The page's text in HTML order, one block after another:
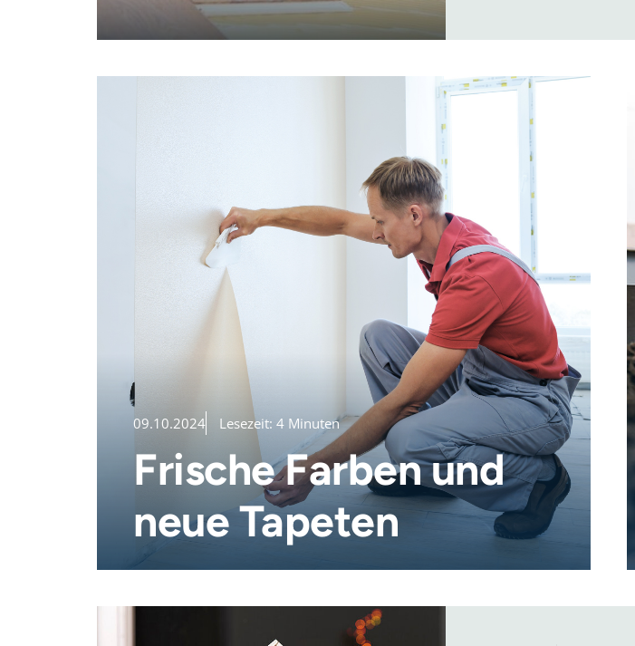
09.10.2024 Lesezeit: 4 Minuten
Frische Farben und
neue Tapeten